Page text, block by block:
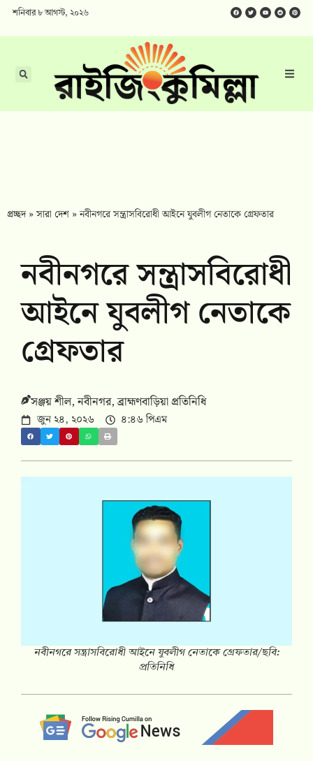
শনিবার ৮ আগস্ট, ২০২৬
প্রচ্ছদ»সারা দেশ »নবীনগরে সন্ত্রাসবিরোধী আইনে যুবলীগ নেতাকে গ্রেফতার
নবীনগরে সন্ত্রাসবিরোধী
আইনে যুবলীগ নেতাকে
গ্রেফতার
সঞ্জয় শীল, নবীনগর, ব্রাহ্মণবাড়িয়া প্রতিনিধি
জুন ২৪, ২০২৬ ৪:৪৬ পিএম
নবীনগরে সন্ত্রাসবিরোধী আইনে যুবলীগ নেতাকে গ্রেফতার/ছবি:
প্রতিনিধি